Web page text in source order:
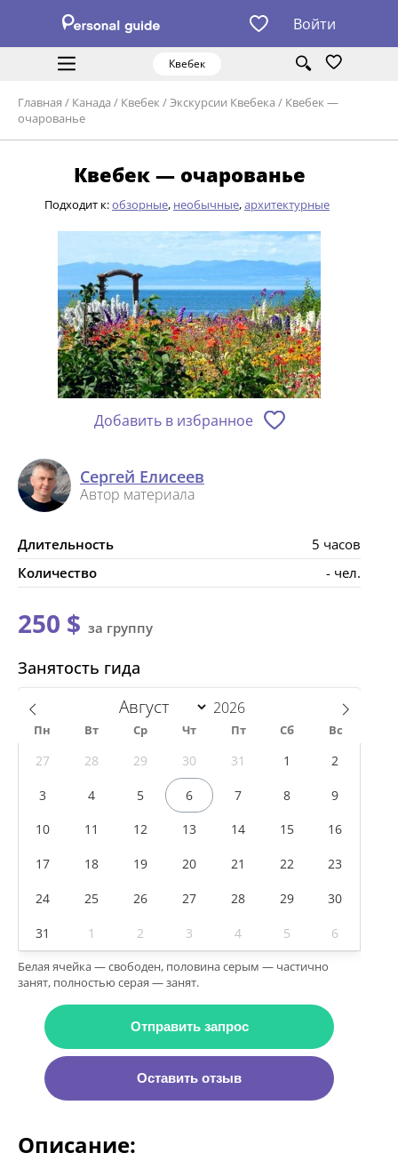
Войти
Квебек
Главная / Канада / Квебек /Экскурсии Квебека / Квебек —
очарованье
Квебек — очарованье
Подходит к:обзорные, необычные,архитектурные
Добавить в избранное
Сергей Елисеев
Автор материала
Длительность
5 часов
Количество
- чел.
250 $ за группу
Занятость гида
Пн Вт Ср Чт Пт Сб Вс
27 28 29 30 31 1 2
3 4 5 6 7 8 9
10 11 12 13 14 15 16
17 18 19 20 21 22 23
24 25 26 27 28 29 30
31 1 2 3 4 5 6
Белая ячейка — свободен, половина серым — частично
занят, полностью серая — занят.
Отправить запрос
Оставить отзыв
Описание: